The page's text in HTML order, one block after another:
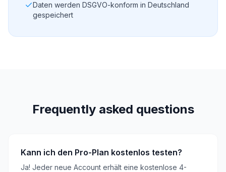
Daten werden DSGVO-konform in Deutschland
gespeichert
Frequently asked questions
Kann ich den Pro-Plan kostenlos testen?
Ja! Jeder neue Account erhält eine kostenlose 4-